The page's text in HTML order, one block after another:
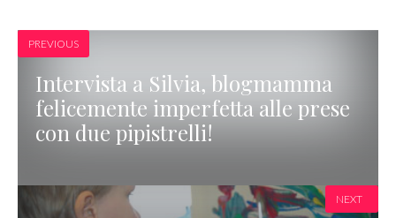
PREVIOUS
Intervista a Silvia, blogmamma
felicemente imperfetta alle prese
con due pipistrelli!
NEXT